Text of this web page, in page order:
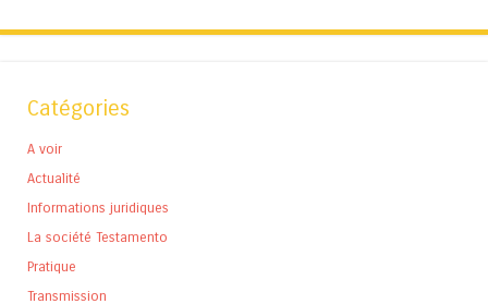
Catégories
A voir
Actualité
Informations juridiques
La société Testamento
Pratique
Transmission